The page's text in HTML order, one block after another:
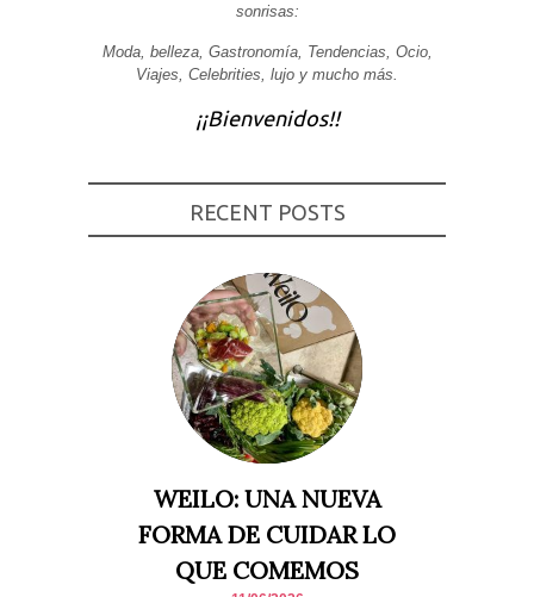
sonrisas:
Moda, belleza, Gastronomía, Tendencias, Ocio,
Viajes, Celebrities, lujo y mucho más.
¡¡Bienvenidos!!
RECENT POSTS
WEILO: UNA NUEVA
FORMA DE CUIDAR LO
QUE COMEMOS